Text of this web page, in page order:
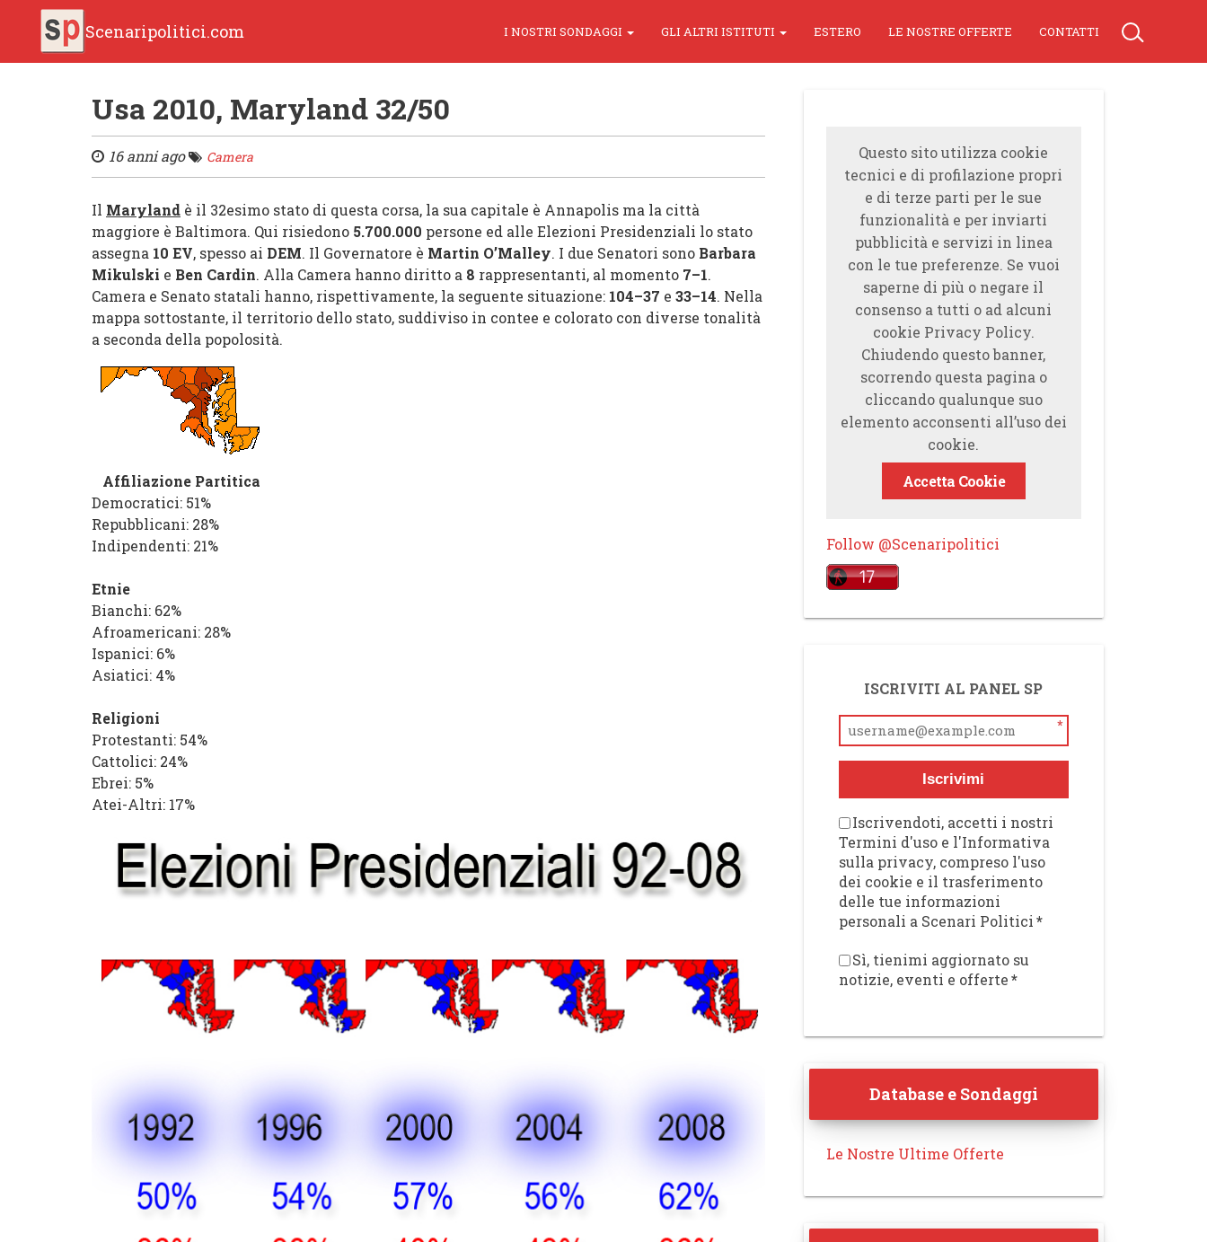
Scenaripolitici.com I NOSTRI SONDAGGI GLI ALTRI ISTITUTI ESTERO LE NOSTRE OFFERTE CONTATTI
Usa 2010, Maryland 32/50
16 anni ago Camera
Il Maryland è il 32esimo stato di questa corsa, la sua capitale è Annapolis ma la città
maggiore è Baltimora. Qui risiedono 5.700.000 persone ed alle Elezioni Presidenziali lo stato
assegna 10 EV, spesso ai DEM. Il Governatore è Martin O’Malley. I due Senatori sono Barbara
Mikulski e Ben Cardin. Alla Camera hanno diritto a 8 rappresentanti, al momento 7–1.
Camera e Senato statali hanno, rispettivamente, la seguente situazione: 104–37 e 33–14. Nella
mappa sottostante, il territorio dello stato, suddiviso in contee e colorato con diverse tonalità
a seconda della popolosità.
Affiliazione Partitica
Democratici: 51%
Repubblicani: 28%
Indipendenti: 21%
Etnie
Bianchi: 62%
Afroamericani: 28%
Ispanici: 6%
Asiatici: 4%
Religioni
Protestanti: 54%
Cattolici: 24%
Ebrei: 5%
Atei-Altri: 17%
Questo sito utilizza cookie
tecnici e di profilazione propri
e di terze parti per le sue
funzionalità e per inviarti
pubblicità e servizi in linea
con le tue preferenze. Se vuoi
saperne di più o negare il
consenso a tutti o ad alcuni
cookie Privacy Policy.
Chiudendo questo banner,
scorrendo questa pagina o
cliccando qualunque suo
elemento acconsenti all’uso dei
cookie.
Accetta Cookie
Follow @Scenaripolitici
ISCRIVITI AL PANEL SP
*
Iscrivimi
Iscrivendoti, accetti i nostri
Termini d'uso e l'Informativa
sulla privacy, compreso l'uso
dei cookie e il trasferimento
delle tue informazioni
personali a Scenari Politici*
Sì, tienimi aggiornato su
notizie, eventi e offerte*
Database e Sondaggi
Le Nostre Ultime Offerte